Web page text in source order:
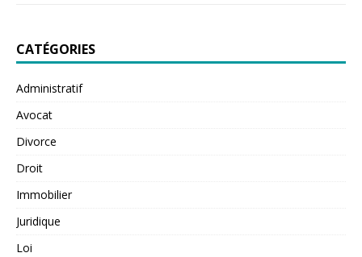
CATÉGORIES
Administratif
Avocat
Divorce
Droit
Immobilier
Juridique
Loi